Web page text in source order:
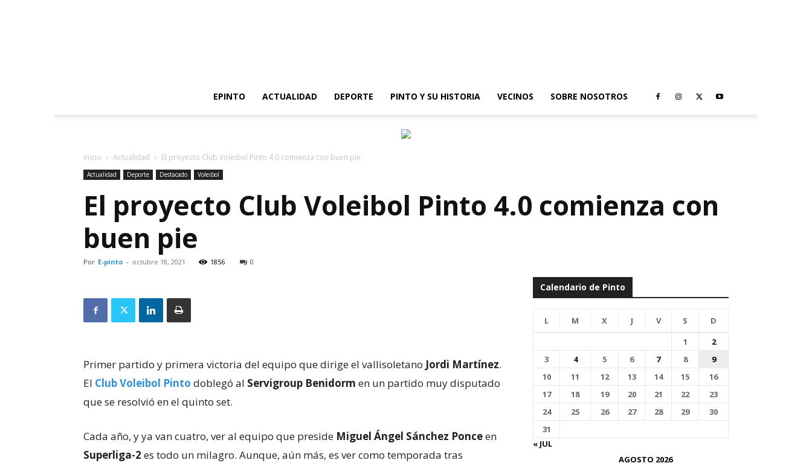
EPINTO
ACTUALIDAD DEPORTE PINTO Y SU HISTORIA VECINOS SOBRE NOSOTROS
Inicio Actualidad El proyecto Club Voleibol Pinto 4.0 comienza con buen pie
Actualidad Deporte Destacado Voleibol
El proyecto Club Voleibol Pinto 4.0 comienza con
buen pie
Por E-pinto - octubre 18, 2021 1856 0
Primer partido y primera victoria del equipo que dirige el vallisoletano Jordi Martínez.
El Club Voleibol Pinto doblegó al Servigroup Benidorm en un partido muy disputado
que se resolvió en el quinto set.
Cada año, y ya van cuatro, ver al equipo que preside Miguel Ángel Sánchez Ponceen
Superliga-2 es todo un milagro. Aunque, aún más, es ver como temporada tras
Calendario de Pinto
AGOSTO 2026
L M X J V S
D
1
2
3
4 5 6 7 8
9
10
11 12 13 14 15
16
17
18 19 20 21 22
23
24
25 26 27 28 29
30
31
« JUL